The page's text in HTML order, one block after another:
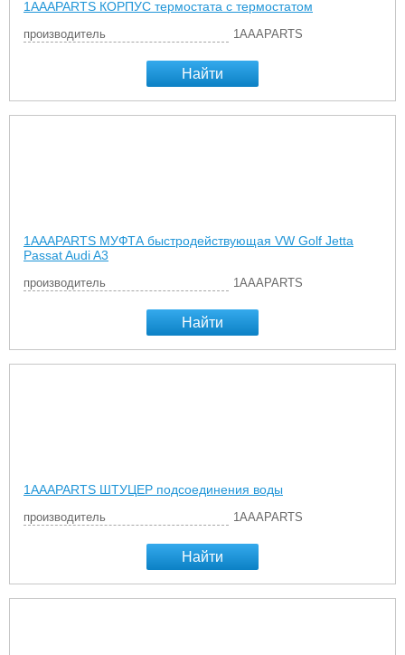
1AAAPARTS КОРПУС термостата с термостатом
производитель 1AAAPARTS
Найти
1AAAPARTS МУФТА быстродействующая VW Golf Jetta
Passat Audi A3
производитель 1AAAPARTS
Найти
1AAAPARTS ШТУЦЕР подсоединения воды
производитель 1AAAPARTS
Найти